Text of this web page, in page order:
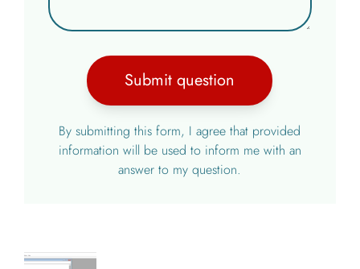
Submit question
By submitting this form, I agree that provided
information will be used to inform me with an
answer to my question.